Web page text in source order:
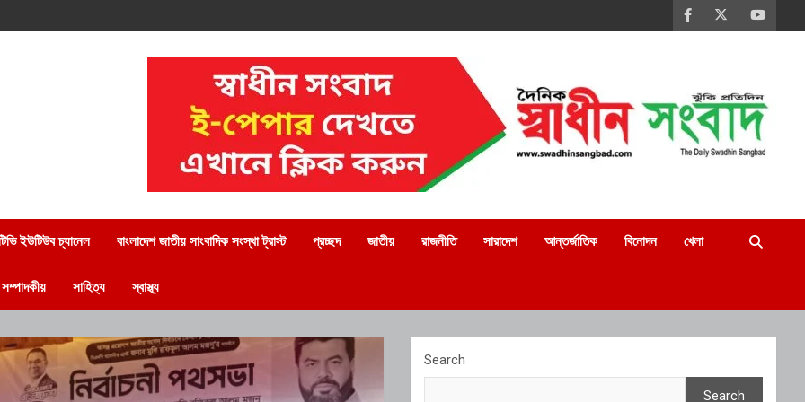
ইউটিউব চ্যানেল বাংলাদেশ জাতীয় সাংবাদিক সংস্থা ট্রাস্ট প্রচ্ছদ জাতীয় রাজনীতি সারাদেশ আন্তর্জাতিক বিনোদন খেলা
সম্পাদকীয় সাহিত্য স্বাস্থ্য
Search
Search